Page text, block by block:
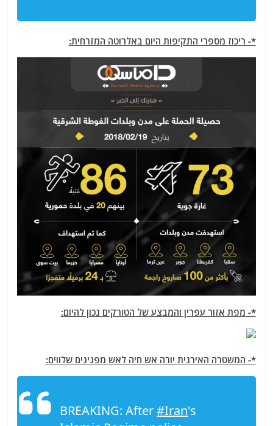
*- ריכוז מספרי התקיפות היום באלרוטה המזרחית:
*- מפת אזור עפרין והמבצע של הטורקים נכון להיום:
*- המשטרה האירנית יורה אש חיה לאש מפגינים שלווים:
BREAKING: After#Iran's